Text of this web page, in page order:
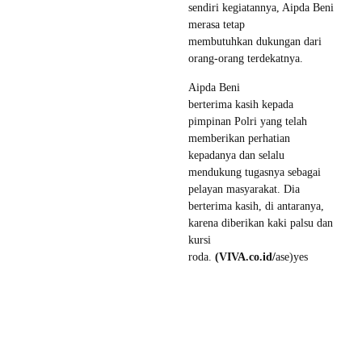
sendiri kegiatannya, Aipda Beni
merasa tetap
membutuhkan dukungan dari
orang-orang terdekatnya.
Aipda Beni
berterima kasih kepada
pimpinan Polri yang telah
memberikan perhatian
kepadanya dan selalu
mendukung tugasnya sebagai
pelayan masyarakat. Dia
berterima kasih, di antaranya,
karena diberikan kaki palsu dan
kursi
roda. (VIVA.co.id/ase)yes